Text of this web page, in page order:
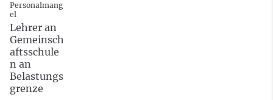
Personalmang
el
Lehrer an
Gemeinsch
aftsschule
n an
Belastungs
grenze